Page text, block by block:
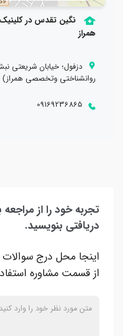
نگين تقدس در
همراز
دزفول؛ خیابان شریعتی
روانشناختی وتخصصی همراز)
09169236865
تجربه خود را از
دریافتی بنویسید.
اینجا محل درج
از قسمت مشاوره